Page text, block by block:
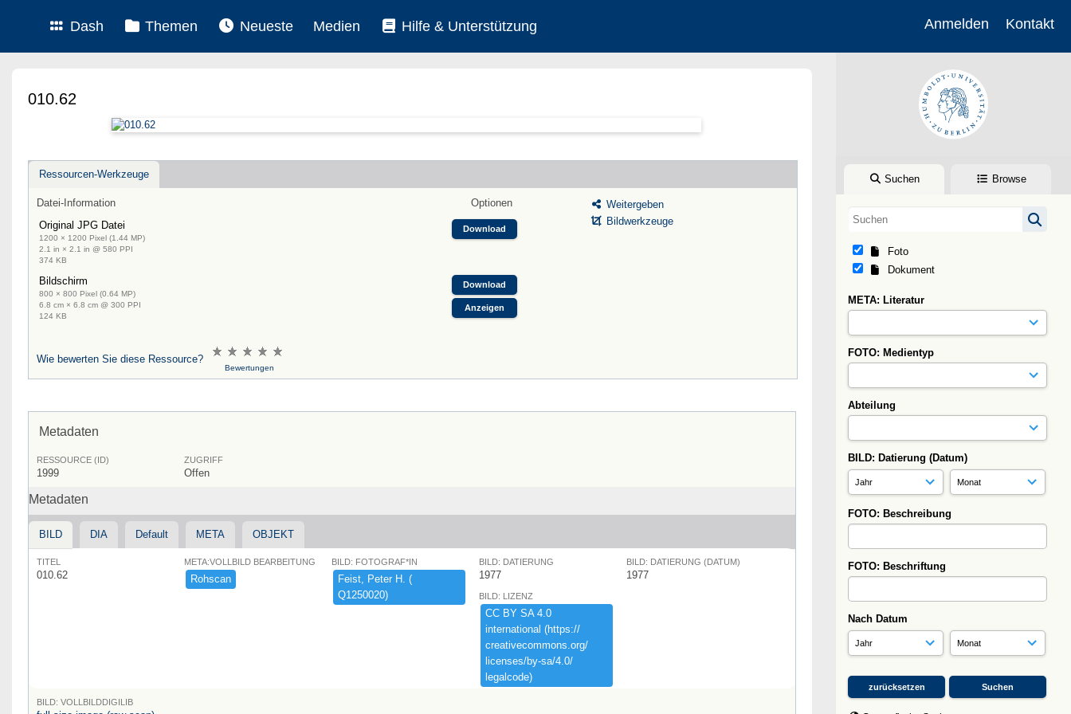
Dash Themen Neueste Medien Hilfe & Unterstützung Anmelden Kontakt
Suchen Browse
Foto
Dokument
META: Literatur
FOTO: Medientyp
Abteilung
BILD: Datierung (Datum)
FOTO: Beschreibung
FOTO: Beschriftung
Nach Datum
010.62
Ressourcen-Werkzeuge
Datei-Information
Optionen
Original JPG Datei
1200 × 1200 Pixel (1.44 MP)
2.1 in × 2.1 in @ 580 PPI
374 KB
Download
Bildschirm
800 × 800 Pixel (0.64 MP)
6.8 cm × 6.8 cm @ 300 PPI
124 KB
Download
Anzeigen
Weitergeben
Bildwerkzeuge
Wie bewerten Sie diese Ressource?
Bewertungen
Metadaten
RESSOURCE (ID)
1999
ZUGRIFF
Offen
Metadaten
BILD DIA Default META OBJEKT
TITEL
010.62
META:VOLLBILD BEARBEITUNG
Rohscan
BILD: FOTOGRAF*IN
Feist,​ ​Peter ​H.​ ​(​
Q1250020)​
BILD: DATIERUNG
1977
BILD: DATIERUNG (DATUM)
1977
BILD: LIZENZ
CC ​BY ​SA ​4.​0 ​
international ​(​https:​/​/​
creativecommons.​org/​
licenses/​by-​sa/​4.​0/​
legalcode)​
BILD: VOLLBILDDIGILIB